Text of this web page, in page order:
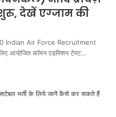
शुरु, देखें एग्‍जाम की
Indian Air Force Recruitment
आयोजित कॉमन एडमिशन टेस्‍ट…